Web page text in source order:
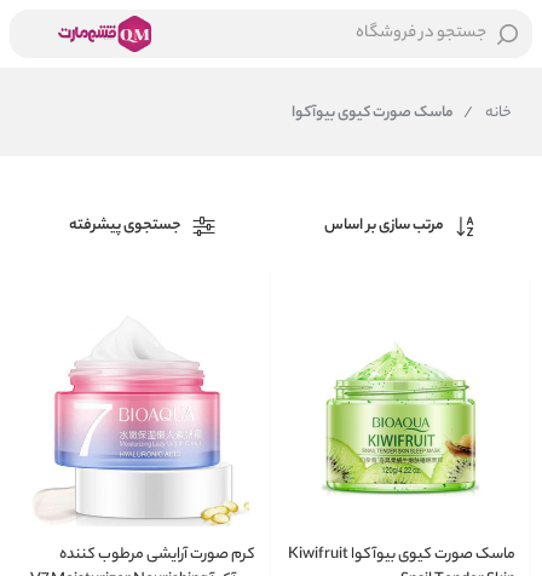
جستجو در فروشگاه
خانه / ماسک صورت کیوی بیوآکوا
مرتب سازی بر اساس جستجوی پیشرفته
ماسک صورت کیوی بیوآکوا Kiwifruit
کرم صورت آرایشی مرطوب کننده